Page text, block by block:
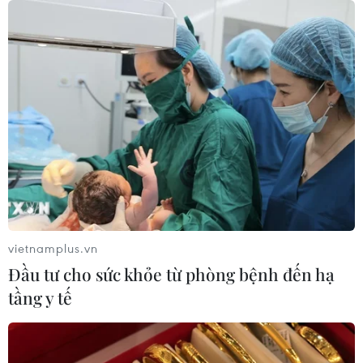
vùng biển phía Đông khu vực vịnh
Bắc Bộ
07/08/2026 23:29
Campuchia nỗ lực bảo tồn động vật
hoang dã trước nguy cơ tuyệt chủng
07/08/2026 22:45
Áp thấp nhiệt đới trên vịnh Bắc Bộ sẽ
gây ảnh hưởng thế nào tới Việt Nam?
07/08/2026 14:38
Nứt núi, Thanh Hóa sơ tán khẩn cấp
nhiều hộ dân
vietnamplus.vn
Đầu tư cho sức khỏe từ phòng bệnh đến hạ
tầng y tế